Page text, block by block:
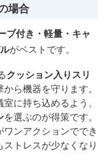
場合
ブ付き・軽量・キャ
がベストです。
クッション入りスリ
ら機器を守ります。
に持ち込めるよう、
を選ぶのが得策です。
ンアクションででき
トレスが少なくなり